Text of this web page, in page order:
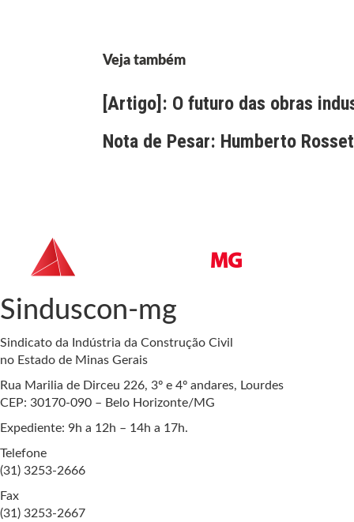
Veja também
[Artigo]: O futuro das obras
Nota de Pesar: Humberto
Sinduscon-mg
Sindicato da Indústria da Construção Civil
no Estado de Minas Gerais
Rua Marilia de Dirceu 226, 3º e 4º andares, Lourdes
CEP: 30170-090 – Belo Horizonte/MG
Expediente: 9h a 12h – 14h a 17h.
Telefone
(31) 3253-2666
Fax
(31) 3253-2667